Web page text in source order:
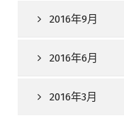
2016年9月
2016年6月
2016年3月